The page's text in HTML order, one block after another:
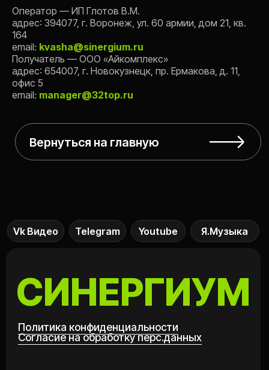
Оператор — ИП Глотов В.М.
адрес: 394077, г. Воронеж, ул. 60 армии, дом 21, кв.
164
email: kvasha@sinergium.ru
Получатель — ООО «Айкомплекс»
адрес: 654007, г. Новокузнецк, пр. Ермакова, д. 11,
офис 5
email: manager@32top.ru
СИНЕРГИУМ
Политика конфиденциальности
Согласие на обработку перс.данных
ИНН 480202220650
ОГРНИП: 308480228700020 от 13.10.2008